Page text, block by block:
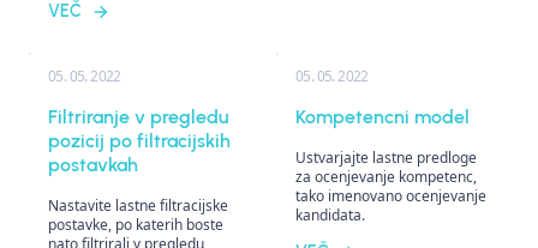
VEČ
05. 05. 2022
Filtriranje v pregledu
pozicij po filtracijskih
postavkah
Nastavite lastne filtracijske
postavke, po katerih boste
nato filtrirali v pregledu
05. 05. 2022
Kompetencni model
Ustvarjajte lastne predloge
za ocenjevanje kompetenc,
tako imenovano ocenjevanje
kandidata.